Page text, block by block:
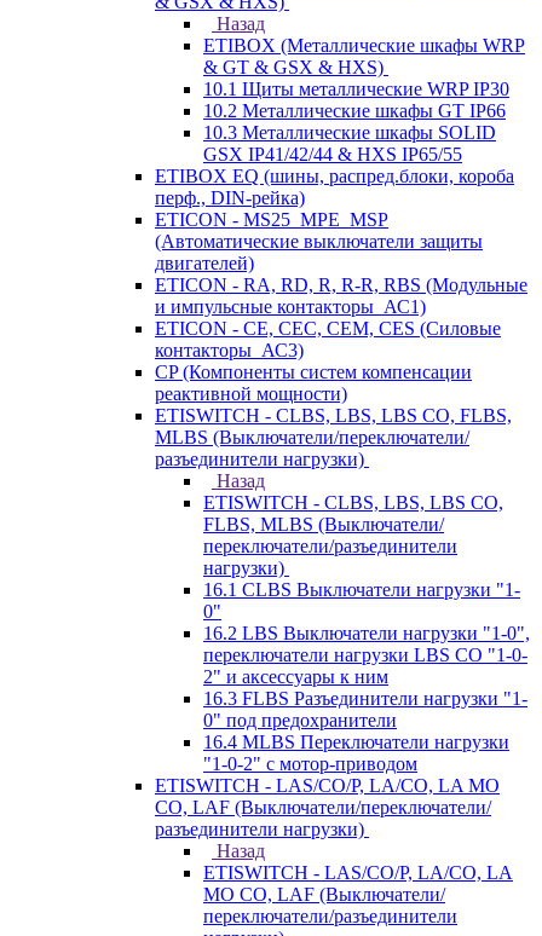
Назад
ETIBOX (Металлические шкафы WRP
& GT & GSX & HXS)
10.1 Щиты металлические WRP IP30
10.2 Металлические шкафы GT IP66
10.3 Металлические шкафы SOLID
GSX IP41/42/44 & HXS IP65/55
ETIBOX EQ (шины, распред.блоки, короба
перф., DIN-рейка)
ETICON - MS25_MPE_MSP
(Автоматические выключатели защиты
двигателей)
ETICON - RA, RD, R, R-R, RBS (Модульные
и импульсные контакторы_АС1)
ETICON - CE, CEC, CEM, CES (Силовые
контакторы_АС3)
CP (Компоненты систем компенсации
реактивной мощности)
ETISWITCH - CLBS, LBS, LBS CO, FLBS,
MLBS (Выключатели/переключатели/
разъединители нагрузки)
Назад
ETISWITCH - CLBS, LBS, LBS CO,
FLBS, MLBS (Выключатели/
переключатели/разъединители
нагрузки)
16.1 CLBS Выключатели нагрузки "1-
0"
16.2 LBS Выключатели нагрузки "1-0",
переключатели нагрузки LBS CO "1-0-
2" и аксессуары к ним
16.3 FLBS Разъединители нагрузки "1-
0" под предохранители
16.4 MLBS Переключатели нагрузки
"1-0-2" с мотор-приводом
ETISWITCH - LAS/CO/P, LA/CO, LA MO
CO, LAF (Выключатели/переключатели/
разъединители нагрузки)
Назад
ETISWITCH - LAS/CO/P, LA/CO, LA
MO CO, LAF (Выключатели/
переключатели/разъединители